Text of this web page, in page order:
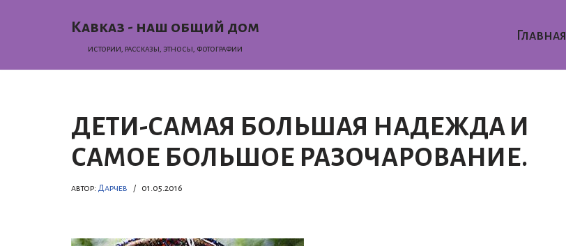
Кавказ - наш общий дом
истории, раcсказы, этносы, фотографии
Главная
ДЕТИ-САМАЯ БОЛЬШАЯ НАДЕЖДА И
САМОЕ БОЛЬШОЕ РАЗОЧАРОВАНИЕ.
автор: Дарчев 01.05.2016